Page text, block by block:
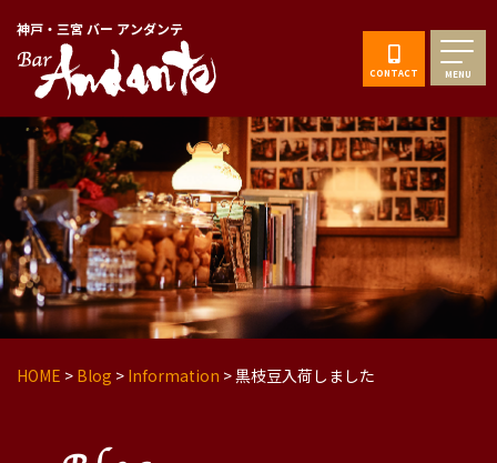
神戸・三宮 バー アンダンテ
CONTACT MENU
HOME > Blog > Information >黒枝豆入荷しました